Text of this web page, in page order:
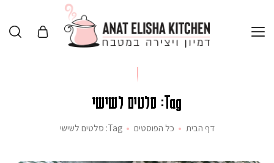
Tag: סלטים לשישי
דף הבית כל הפוסטים Tag: סלטים לשישי